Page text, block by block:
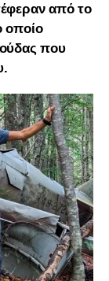
από το
οποίο
που